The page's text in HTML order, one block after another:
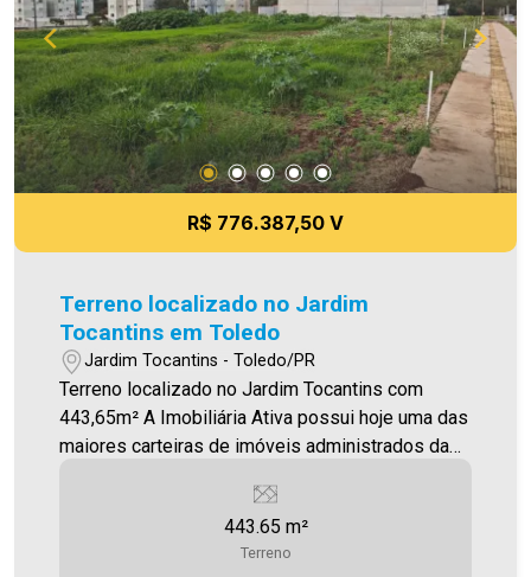
R$ 776.387,50 V
Terreno localizado no Jardim
Tocantins em Toledo
Jardim Tocantins - Toledo/PR
Terreno localizado no Jardim Tocantins com
443,65m² A Imobiliária Ativa possui hoje uma das
maiores carteiras de imóveis administrados da
443.65 m²
Terreno